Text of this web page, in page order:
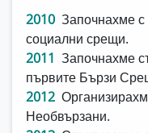
2010 Започнахме
социални срещи.
2011
Започнахме
първите Бързи
2012
Необвързани.